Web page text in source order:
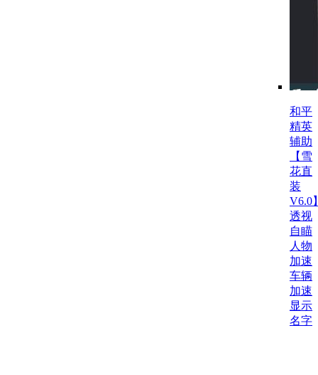
和平
精英
辅助
【雪
花直
装
V6.0
透视
自瞄
人物
加速
车辆
加速
显示
名字